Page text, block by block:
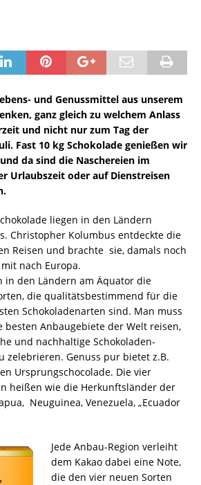
und Genussmittel aus unserem
ganz gleich zu welchem Anlass
und nicht nur zum Tag der
Fast 10 kg Schokolade genießen wir
da sind die Naschereien im
Urlaubszeit oder auf Dienstreisen
liegen in den Ländern
Christopher Kolumbus entdeckte die
Reisen und brachte sie, damals noch
nach Europa.
in den Ländern am Äquator die
die qualitätsbestimmend für die
Schokoladenarten sind. Man muss
Anbaugebiete der Welt reisen,
und nachhaltige Schokoladen-
zelebrieren. Genuss pur bietet z.B.
Ursprungschocolade. Die vier
heißen wie die Herkunftsländer der
Neuguinea, Venezuela, „Ecuador
Jede Anbau-Region verleiht
dem Kakao dabei eine Note,
die den vier neuen Sorten